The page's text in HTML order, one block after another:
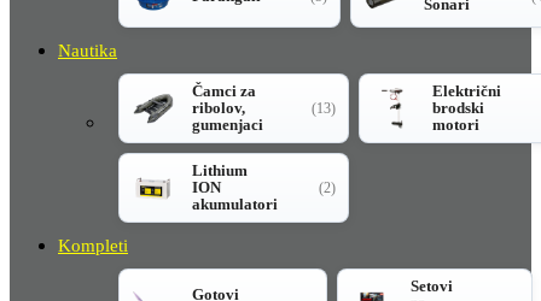
Sonari
Nautika
Čamci za
ribolov,
gumenjaci
(13)
Električni
brodski
motori
Lithium
ION
akumulatori
(2)
Kompleti
Gotovi
Setovi